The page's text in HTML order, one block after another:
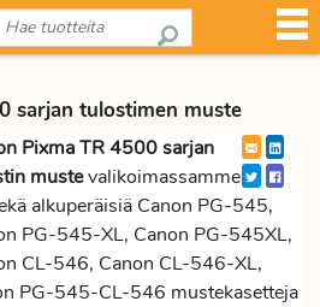
sarjan tulostimen muste
Pixma TR 4500 sarjan
mustevalikoimassamme
alkuperäisiä Canon PG-545,
PG-545-XL, Canon PG-545XL,
CL-546, Canon CL-546-XL,
PG-545-CL-546 mustekasetteja